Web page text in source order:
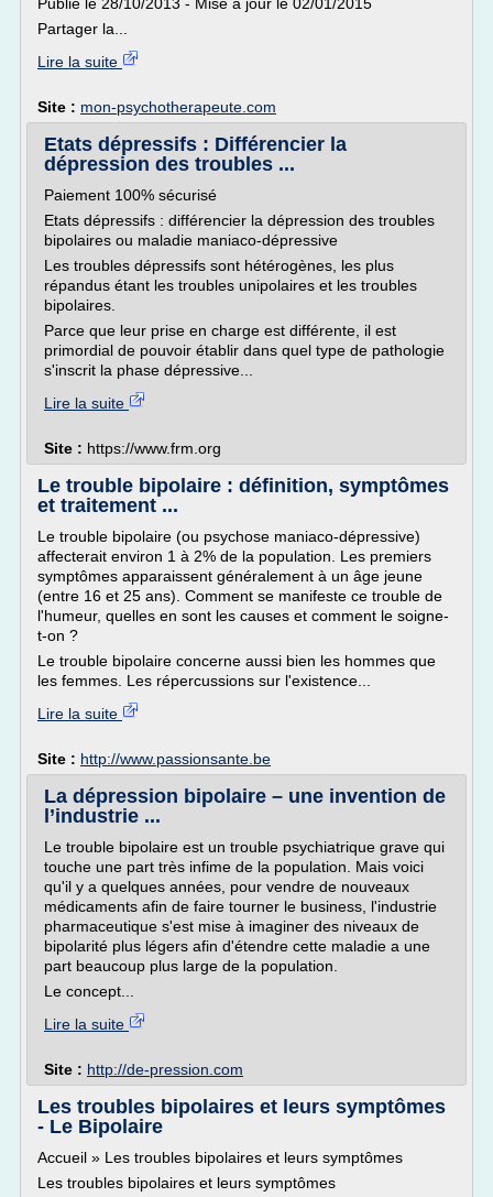
Partager la...
Lire la suite
Site : mon-psychotherapeute.com
Etats dépressifs : Différencier la
dépression des troubles ...
Paiement 100% sécurisé
Etats dépressifs : différencier la dépression des troubles
bipolaires ou maladie maniaco-dépressive
Les troubles dépressifs sont hétérogènes, les plus
répandus étant les troubles unipolaires et les troubles
bipolaires.
Parce que leur prise en charge est différente, il est
primordial de pouvoir établir dans quel type de pathologie
s'inscrit la phase dépressive...
Lire la suite
Site : https://www.frm.org
Le trouble bipolaire : définition, symptômes
et traitement ...
Le trouble bipolaire (ou psychose maniaco-dépressive)
affecterait environ 1 à 2% de la population. Les premiers
symptômes apparaissent généralement à un âge jeune
(entre 16 et 25 ans). Comment se manifeste ce trouble de
l'humeur, quelles en sont les causes et comment le soigne-
t-on ?
Le trouble bipolaire concerne aussi bien les hommes que
les femmes. Les répercussions sur l'existence...
Lire la suite
Site : http://www.passionsante.be
La dépression bipolaire – une invention de
l’industrie ...
Le trouble bipolaire est un trouble psychiatrique grave qui
touche une part très infime de la population. Mais voici
qu'il y a quelques années, pour vendre de nouveaux
médicaments afin de faire tourner le business, l'industrie
pharmaceutique s'est mise à imaginer des niveaux de
bipolarité plus légers afin d'étendre cette maladie a une
part beaucoup plus large de la population.
Le concept...
Lire la suite
Site : http://de-pression.com
Les troubles bipolaires et leurs symptômes
- Le Bipolaire
Accueil » Les troubles bipolaires et leurs symptômes
Les troubles bipolaires et leurs symptômes